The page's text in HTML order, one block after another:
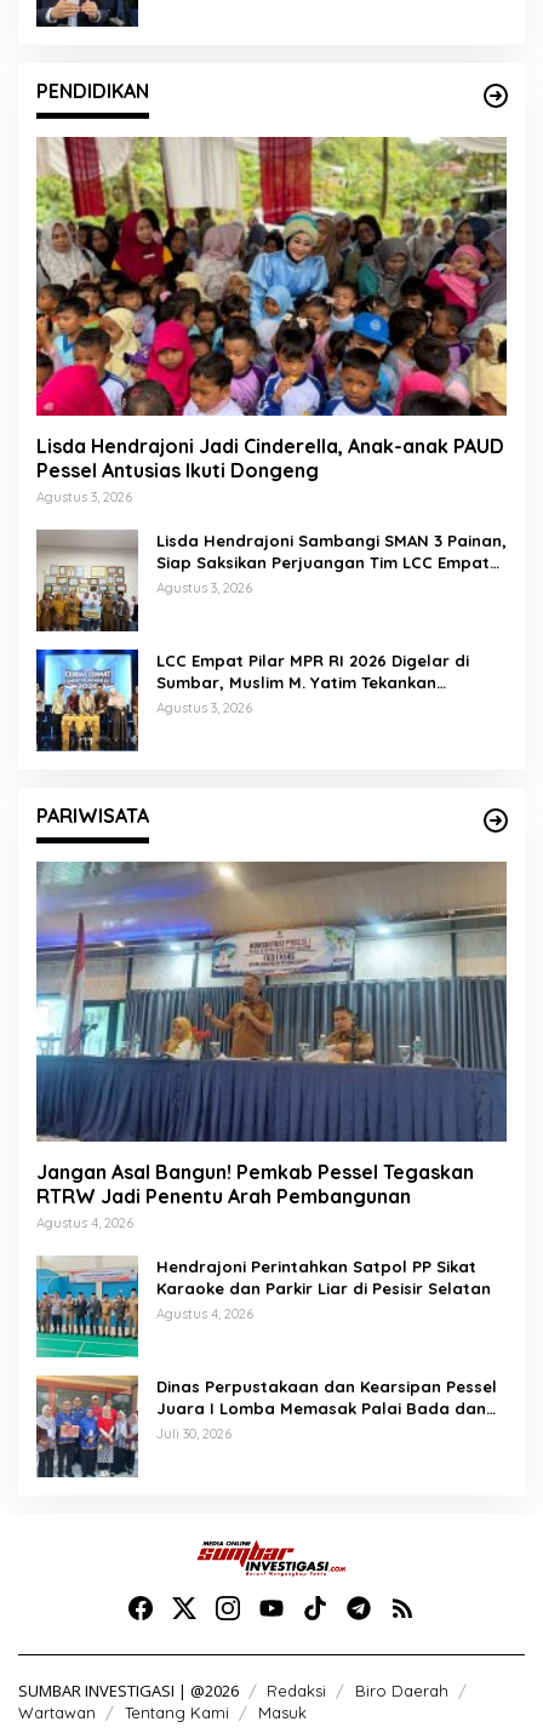
PENDIDIKAN
Lisda Hendrajoni Jadi Cinderella, Anak-anak PAUD
Pessel Antusias Ikuti Dongeng
Agustus 3, 2026
Lisda Hendrajoni Sambangi SMAN 3 Painan,
Siap Saksikan Perjuangan Tim LCC Empat
Pilar di Jakarta
Agustus 3, 2026
LCC Empat Pilar MPR RI 2026 Digelar di
Sumbar, Muslim M. Yatim Tekankan
Pentingnya Karakter Generasi Muda
Agustus 3, 2026
PARIWISATA
Jangan Asal Bangun! Pemkab Pessel Tegaskan
RTRW Jadi Penentu Arah Pembangunan
Agustus 4, 2026
Hendrajoni Perintahkan Satpol PP Sikat
Karaoke dan Parkir Liar di Pesisir Selatan
Agustus 4, 2026
Dinas Perpustakaan dan Kearsipan Pessel
Juara I Lomba Memasak Palai Bada dan
Lamang Golek
Juli 30, 2026
SUMBAR INVESTIGASI | @2026 Redaksi
Biro Daerah
Wartawan
Tentang Kami Masuk